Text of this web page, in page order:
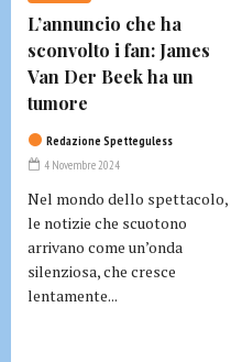
L’annuncio che ha
sconvolto i fan: James
Van Der Beek ha un
tumore
Redazione Spetteguless
4 Novembre 2024
Nel mondo dello spettacolo,
le notizie che scuotono
arrivano come un’onda
silenziosa, che cresce
lentamente...